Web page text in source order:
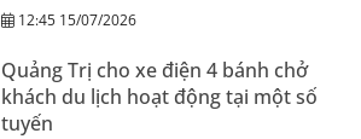
12:45 15/07/2026
Quảng Trị cho xe điện 4 bánh chở
khách du lịch hoạt động tại một số
tuyến